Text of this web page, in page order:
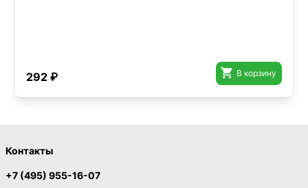
292 ₽  В корзину
Контакты
+7 (495) 955-16-07